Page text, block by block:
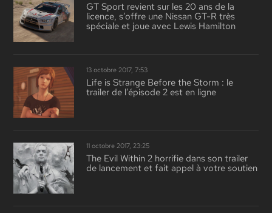
GT Sport revient sur les 20 ans de la
licence, s’offre une Nissan GT-R très
spéciale et joue avec Lewis Hamilton
13 octobre 2017, 7:53
Life is Strange Before the Storm : le
trailer de l’épisode 2 est en ligne
11 octobre 2017, 23:25
The Evil Within 2 horrifie dans son trailer
de lancement et fait appel à votre soutien